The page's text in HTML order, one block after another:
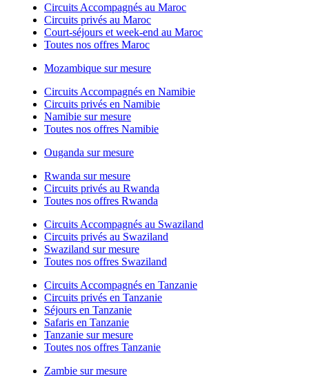
Circuits Accompagnés au Maroc
Circuits privés au Maroc
Court-séjours et week-end au Maroc
Toutes nos offres Maroc
Mozambique sur mesure
Circuits Accompagnés en Namibie
Circuits privés en Namibie
Namibie sur mesure
Toutes nos offres Namibie
Ouganda sur mesure
Rwanda sur mesure
Circuits privés au Rwanda
Toutes nos offres Rwanda
Circuits Accompagnés au Swaziland
Circuits privés au Swaziland
Swaziland sur mesure
Toutes nos offres Swaziland
Circuits Accompagnés en Tanzanie
Circuits privés en Tanzanie
Séjours en Tanzanie
Safaris en Tanzanie
Tanzanie sur mesure
Toutes nos offres Tanzanie
Zambie sur mesure